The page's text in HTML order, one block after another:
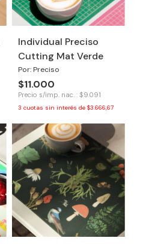
Individual Preciso
Cutting Mat Verde
Por: Preciso
$11.000
Precio s/imp. nac. : $9.091
3 cuotas sin interés de $3.666,67